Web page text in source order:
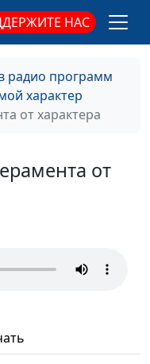
НАС
радио программ
характер
от характера
от
#370
Иншакова,
#368